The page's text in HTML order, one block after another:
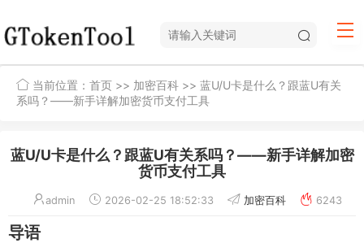
当前位置： 首页 >> 加密百科 >> 蓝U/U卡是什么？跟蓝U有关
系吗？——新手详解加密货币支付工具
蓝U/U卡是什么？跟蓝U有关系吗？——新手详解加密
货币支付工具
admin 2026-02-25 18:52:33 加密百科 6243
导语